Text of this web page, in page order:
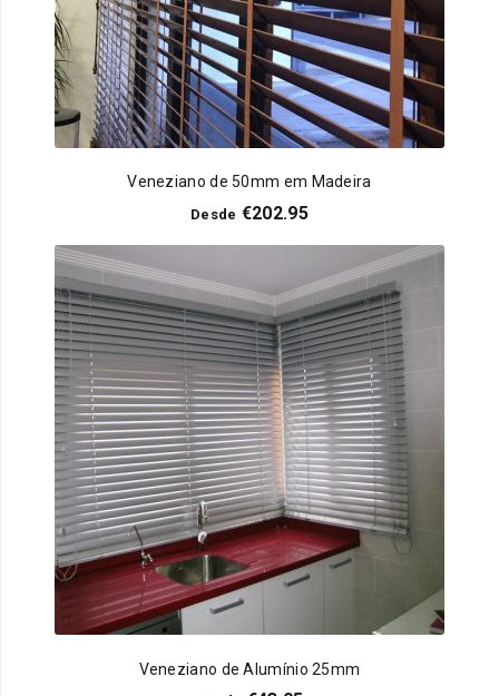
Veneziano de 50mm em Madeira
Desde €202.95
Veneziano de Alumínio 25mm